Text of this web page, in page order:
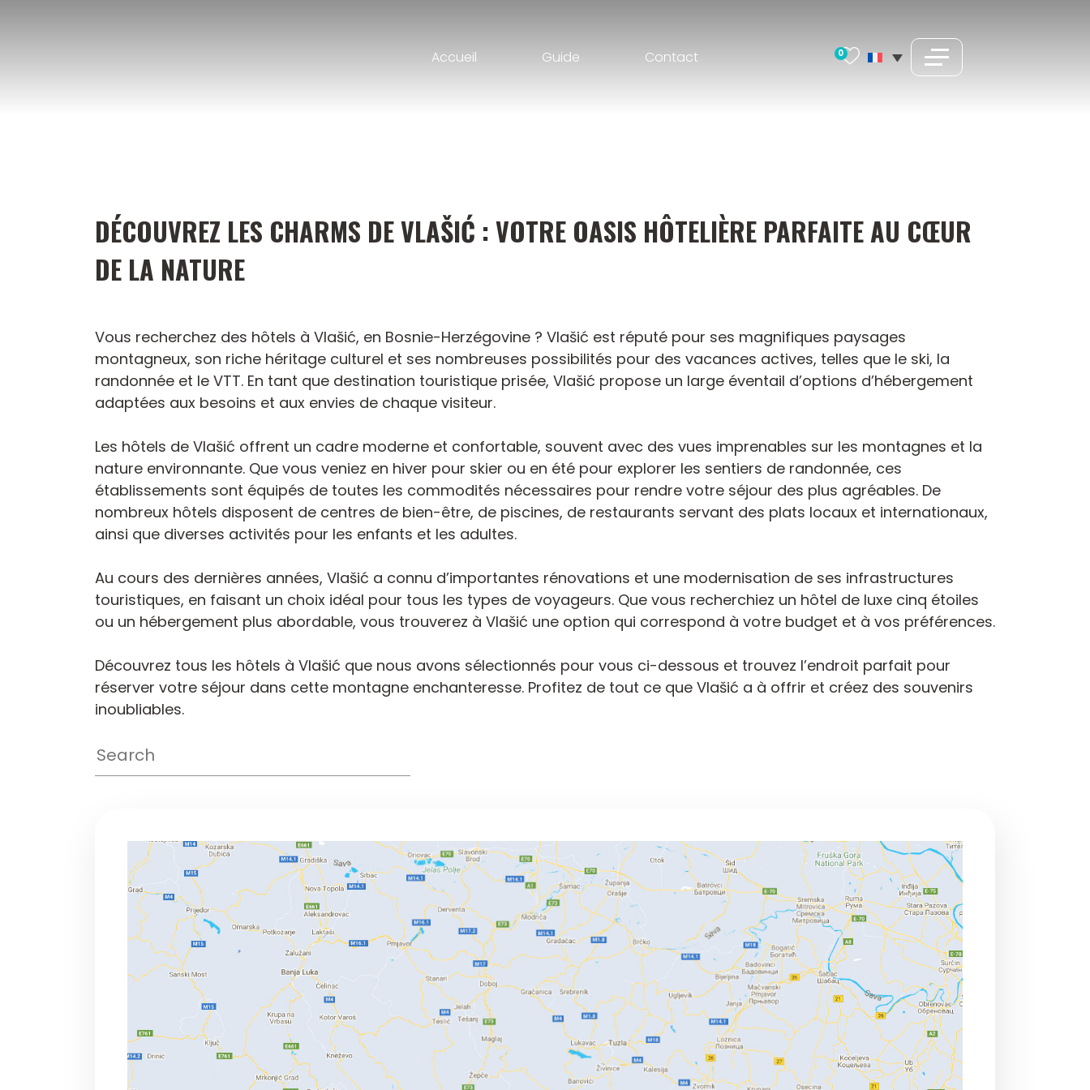
Accueil Guide Contact 0
DÉCOUVREZ LES CHARMS DE VLAŠIĆ : VOTRE OASIS HÔTELIÈRE PARFAITE AU CŒUR
DE LA NATURE
Vous recherchez des hôtels à Vlašić, en Bosnie-Herzégovine ? Vlašić est réputé pour ses magnifiques paysages
montagneux, son riche héritage culturel et ses nombreuses possibilités pour des vacances actives, telles que le ski, la
randonnée et le VTT. En tant que destination touristique prisée, Vlašić propose un large éventail d’options d’hébergement
adaptées aux besoins et aux envies de chaque visiteur.
Les hôtels de Vlašić offrent un cadre moderne et confortable, souvent avec des vues imprenables sur les montagnes et la
nature environnante. Que vous veniez en hiver pour skier ou en été pour explorer les sentiers de randonnée, ces
établissements sont équipés de toutes les commodités nécessaires pour rendre votre séjour des plus agréables. De
nombreux hôtels disposent de centres de bien-être, de piscines, de restaurants servant des plats locaux et internationaux,
ainsi que diverses activités pour les enfants et les adultes.
Au cours des dernières années, Vlašić a connu d’importantes rénovations et une modernisation de ses infrastructures
touristiques, en faisant un choix idéal pour tous les types de voyageurs. Que vous recherchiez un hôtel de luxe cinq étoiles
ou un hébergement plus abordable, vous trouverez à Vlašić une option qui correspond à votre budget et à vos préférences.
Découvrez tous les hôtels à Vlašić que nous avons sélectionnés pour vous ci-dessous et trouvez l’endroit parfait pour
réserver votre séjour dans cette montagne enchanteresse. Profitez de tout ce que Vlašić a à offrir et créez des souvenirs
inoubliables.